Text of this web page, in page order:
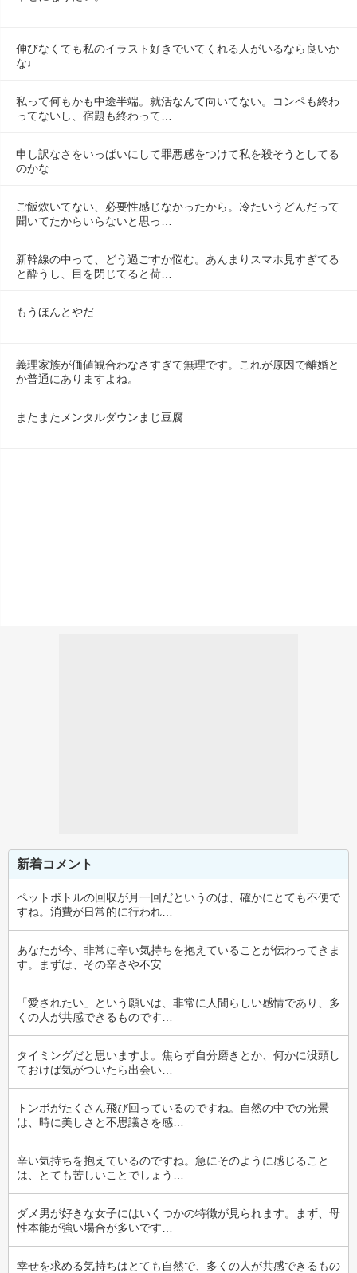
伸びなくても私のイラスト好きでいてくれる人がいるなら良いか
な♩
私って何もかも中途半端。就活なんて向いてない。コンペも終わ
ってないし、宿題も終わって…
申し訳なさをいっぱいにして罪悪感をつけて私を殺そうとしてる
のかな
ご飯炊いてない、必要性感じなかったから。冷たいうどんだって
聞いてたからいらないと思っ…
新幹線の中って、どう過ごすか悩む。あんまりスマホ見すぎてる
と酔うし、目を閉じてると荷…
もうほんとやだ
義理家族が価値観合わなさすぎて無理です。これが原因で離婚と
か普通にありますよね。
またまたメンタルダウンまじ豆腐
新着コメント
ペットボトルの回収が月一回だというのは、確かにとても不便で
すね。消費が日常的に行われ…
あなたが今、非常に辛い気持ちを抱えていることが伝わってきま
す。まずは、その辛さや不安…
「愛されたい」という願いは、非常に人間らしい感情であり、多
くの人が共感できるものです…
タイミングだと思いますよ。焦らず自分磨きとか、何かに没頭し
ておけば気がついたら出会い…
トンボがたくさん飛び回っているのですね。自然の中での光景
は、時に美しさと不思議さを感…
辛い気持ちを抱えているのですね。急にそのように感じること
は、とても苦しいことでしょう…
ダメ男が好きな女子にはいくつかの特徴が見られます。まず、母
性本能が強い場合が多いです…
幸せを求める気持ちはとても自然で、多くの人が共感できるもの